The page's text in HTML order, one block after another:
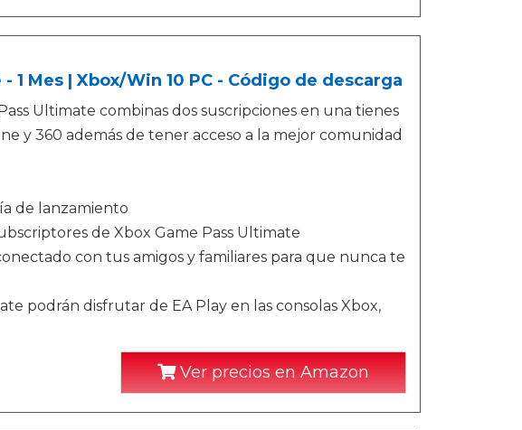
1 Mes | Xbox/Win 10 PC - Código de descarga
Ultimate combinas dos suscripciones en una tienes
y 360 además de tener acceso a la mejor comunidad
de lanzamiento
de Xbox Game Pass Ultimate
con tus amigos y familiares para que nunca te
podrán disfrutar de EA Play en las consolas Xbox,
Ver precios en Amazon